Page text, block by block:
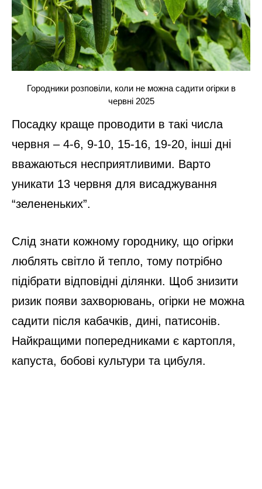
Городники розповіли, коли не можна садити огірки в
червні 2025
Посадку краще проводити в такі числа
червня – 4-6, 9-10, 15-16, 19-20, інші дні
вважаються несприятливими. Варто
уникати 13 червня для висаджування
“зелененьких”.
Слід знати кожному городнику, що огірки
люблять світло й тепло, тому потрібно
підібрати відповідні ділянки. Щоб знизити
ризик появи захворювань, огірки не можна
садити після кабачків, дині, патисонів.
Найкращими попередниками є картопля,
капуста, бобові культури та цибуля.